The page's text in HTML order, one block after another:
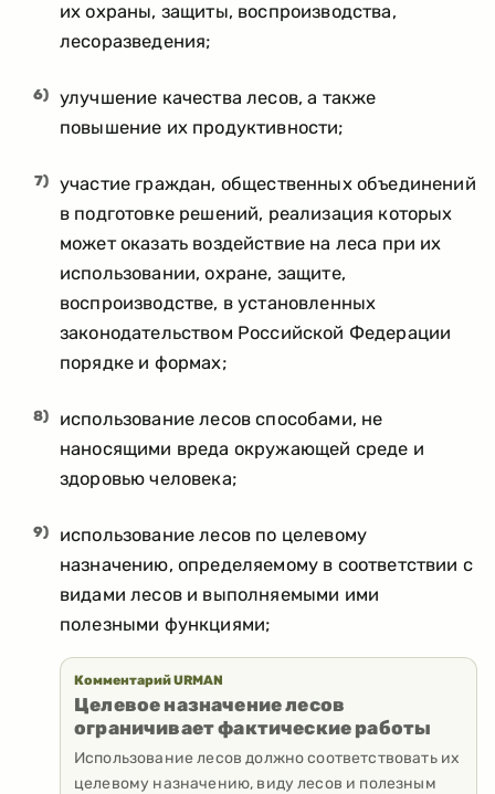
их охраны, защиты, воспроизводства,
лесоразведения;
6)
улучшение качества лесов, а также
повышение их продуктивности;
7)
участие граждан, общественных объединений
в подготовке решений, реализация которых
может оказать воздействие на леса при их
использовании, охране, защите,
воспроизводстве, в установленных
законодательством Российской Федерации
порядке и формах;
8)
использование лесов способами, не
наносящими вреда окружающей среде и
здоровью человека;
9)
использование лесов по целевому
назначению, определяемому в соответствии с
видами лесов и выполняемыми ими
полезными функциями;
Комментарий URMAN
Целевое назначение лесов
ограничивает фактические работы
Использование лесов должно соответствовать их
целевому назначению, виду лесов и полезным